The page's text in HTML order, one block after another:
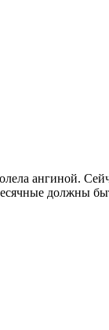
ангиной.
должны